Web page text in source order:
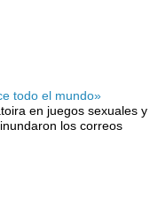
todo el mundo»
en juegos sexuales y
los correos